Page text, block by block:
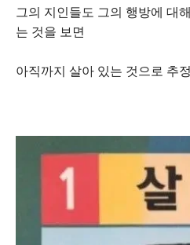
그의 지인들도 그의 행방에 대
는 것을 보면
아직까지 살아 있는 것으로 추